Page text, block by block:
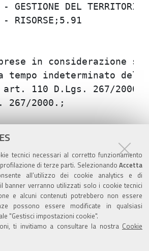
tecnici necessari al corretto funzionamento
di terze parti. Selezionando Accetta
all’utilizzo dei cookie analytics e di
banner verranno utilizzati solo i cookie tecnici
e alcuni contenuti potrebbero non essere
possono essere modificate in qualsiasi
"Gestisci impostazioni cookie".
ti invitiamo a consultare la nostra Cookie
GESTIONE DEL
RISORSE;5.91
prese in considerazione
tempo indeterminato
art. 110 D.Lgs. 267/
07/06/2021
Valuta questo sito